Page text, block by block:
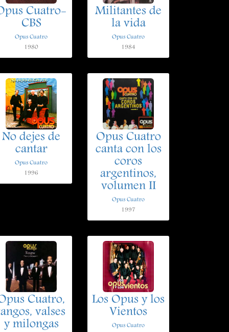
Cuatro-
CBS
Opus Cuatro
1980
Militantes de
la vida
Opus Cuatro
1984
No dejes de
cantar
Opus Cuatro
1996
Opus Cuatro
canta con los
coros
argentinos,
volumen II
Opus Cuatro
1997
Cuatro,
valses
y milongas
Los Opus y los
Vientos
Opus Cuatro